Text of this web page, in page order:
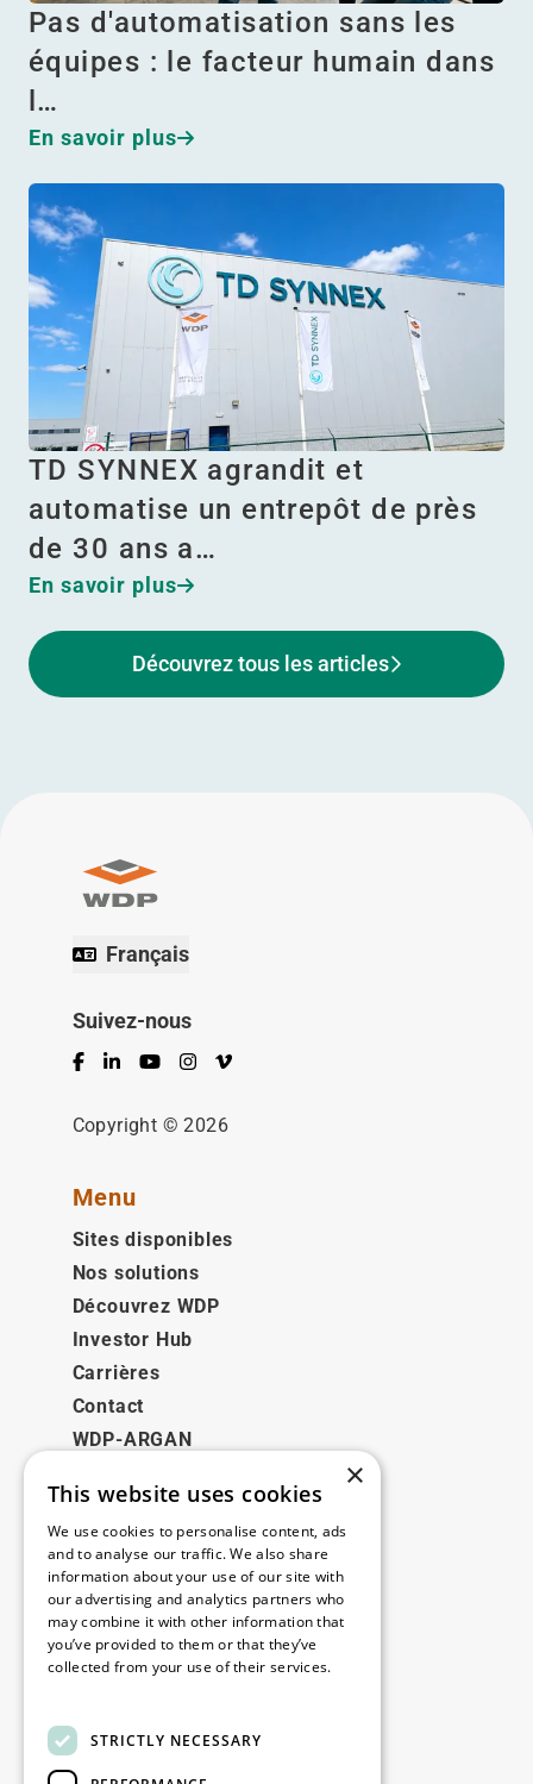
Pas d'automatisation sans les
équipes : le facteur humain dans
l…
En savoir plus
TD SYNNEX agrandit et
automatise un entrepôt de près
de 30 ans a…
En savoir plus
Découvrez tous les articles
Français
Suivez-nous
Facebook
LinkedInYouTubeInstagram
Vimeo
Copyright © 2026
Menu
Sites disponibles
Nos solutions
Découvrez WDP
Investor Hub
Carrières
Contact
WDP-ARGAN
Juridique
Disclaimer
Politique de confidentialité
Cookie Policy
Contact
×
This website uses cookies
We use cookies to personalise content, ads
and to analyse our traffic. We also share
information about your use of our site with
our advertising and analytics partners who
may combine it with other information that
you’ve provided to them or that they’ve
collected from your use of their services.
STRICTLY NECESSARY